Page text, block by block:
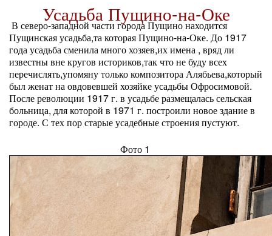
Усадьба Пущино-на-Оке
В северо-западной части города Пущино находится
Пущинская усадьба,та которая Пущино-на-Оке. До 1917
года усадьба сменила много хозяев,их имена , вряд ли
известны вне кругов историков,так что не буду всех
перечислять,упомяну только композитора Алябьева,который
был женат на овдовевшей хозяйке усадьбы Офросимовой.
После революции 1917 г. в усадьбе размещалась сельская
больница, для которой в 1971 г. построили новое здание в
городе. С тех пор старые усадебные строения пустуют.
Фото 1